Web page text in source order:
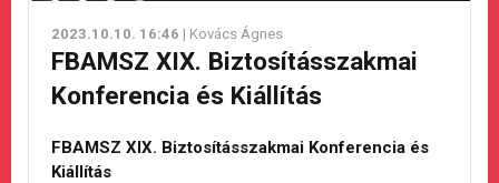
2023.10.10. 16:46 | Kovács Ágnes
FBAMSZ XIX. Biztosításszakmai
Konferencia és Kiállítás
FBAMSZ XIX. Biztosításszakmai Konferencia és
Kiállítás